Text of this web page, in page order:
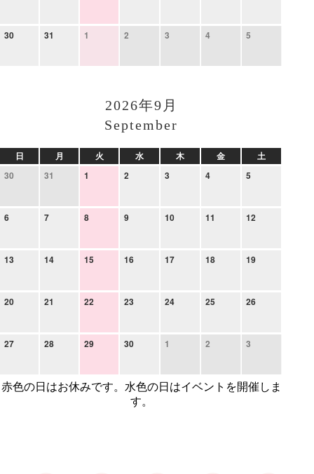
30 31 1 2 3 4 5
2026年9月
September
日 月 火 水 木 金
土
30
31 1 2 3 4 5
6 7 8 9 10 11 12
13 14 15 16 17 18 19
20 21 22 23 24 25 26
27 28 29 30 1 2 3
赤色の日はお休みです。水色の日はイベントを開催しま
す。